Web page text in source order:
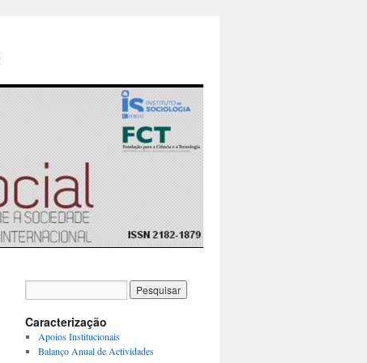
Caracterização
Apoios Institucionais
Balanço Anual de Actividades